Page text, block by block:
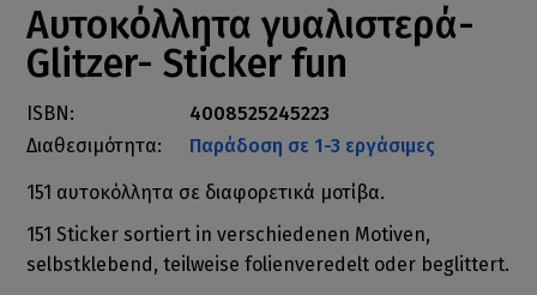
Αυτοκόλλητα γυαλιστερά-
Glitzer- Sticker fun
ISBN:
4008525245223
Διαθεσιμότητα:
Παράδοση σε 1-3 εργάσιμες
151 αυτοκόλλητα σε διαφορετικά μοτίβα.
151 Sticker sortiert in verschiedenen Motiven,
selbstklebend, teilweise folienveredelt oder beglittert.